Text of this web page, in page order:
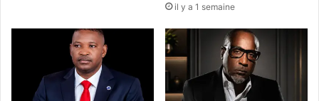
il y a 1 semaine